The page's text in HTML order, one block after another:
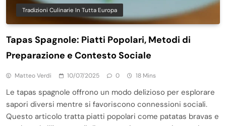
Tradizioni Culinarie In Tutta Europa
Tapas Spagnole: Piatti Popolari, Metodi di
Preparazione e Contesto Sociale
Matteo Verdi 10/07/2025 0 18 Mins
Le tapas spagnole offrono un modo delizioso per esplorare
sapori diversi mentre si favoriscono connessioni sociali.
Questo articolo tratta piatti popolari come patatas bravas e